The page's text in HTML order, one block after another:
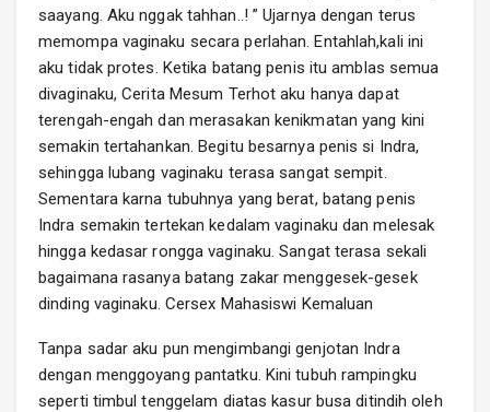
saayang. Aku nggak tahhan..! ” Ujarnya dengan terus
memompa vaginaku secara perlahan. Entahlah,kali ini
aku tidak protes. Ketika batang penis itu amblas semua
divaginaku, Cerita Mesum Terhot aku hanya dapat
terengah-engah dan merasakan kenikmatan yang kini
semakin tertahankan. Begitu besarnya penis si Indra,
sehingga lubang vaginaku terasa sangat sempit.
Sementara karna tubuhnya yang berat, batang penis
Indra semakin tertekan kedalam vaginaku dan melesak
hingga kedasar rongga vaginaku. Sangat terasa sekali
bagaimana rasanya batang zakar menggesek-gesek
dinding vaginaku. Cersex Mahasiswi Kemaluan
Tanpa sadar aku pun mengimbangi genjotan Indra
dengan menggoyang pantatku. Kini tubuh rampingku
seperti timbul tenggelam diatas kasur busa ditindih oleh